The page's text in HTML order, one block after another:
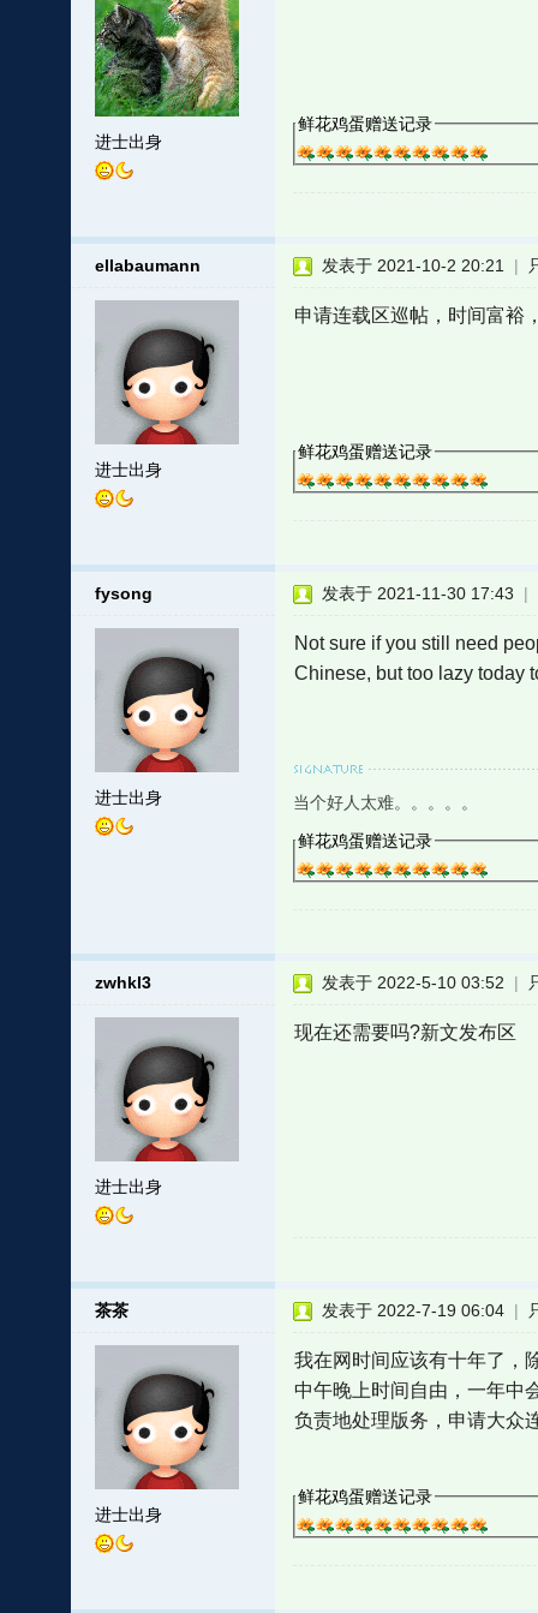
进士出身
鲜花鸡蛋赠送记录
ellabaumann
进士出身
发表于 2021-10-2 20:21 |
申请连载区巡帖，时间富裕
鲜花鸡蛋赠送记录
fysong
进士出身
发表于 2021-11-30 17:43 |
Not sure if you still need
Chinese, but too lazy today
当个好人太难。。。。。
鲜花鸡蛋赠送记录
zwhkl3
进士出身
发表于 2022-5-10 03:52 |
现在还需要吗?新文发布区
茶茶
进士出身
发表于 2022-7-19 06:04 |
我在网时间应该有十年了，
中午晚上时间自由，一年中
负责地处理版务，申请大众
鲜花鸡蛋赠送记录